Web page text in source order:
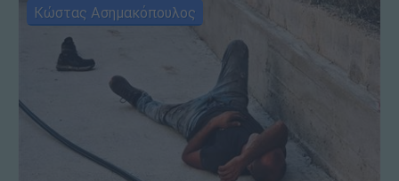
Κώστας Ασημακόπουλος